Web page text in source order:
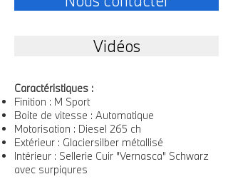
Vidéos
Caractéristiques :
Finition : M Sport
Boite de vitesse : Automatique
Motorisation : Diesel 265 ch
Extérieur : Glaciersilber métallisé
Intérieur : Sellerie Cuir "Vernasca" Schwarz
avec surpiqures